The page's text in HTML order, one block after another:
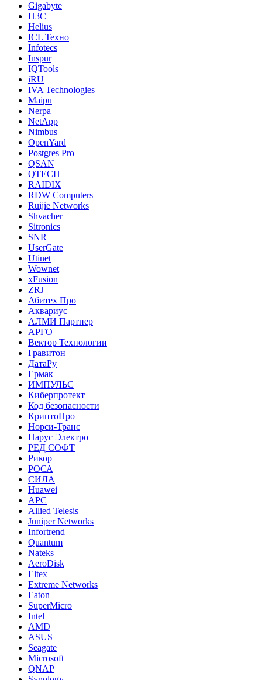
Gigabyte
H3C
Helius
ICL Техно
Infotecs
Inspur
IQTools
iRU
IVA Technologies
Maipu
Nerpa
NetApp
Nimbus
OpenYard
Postgres Pro
QSAN
QTECH
RAIDIX
RDW Computers
Ruijie Networks
Shvacher
Sitronics
SNR
UserGate
Utinet
Wownet
xFusion
ZRJ
Абитех Про
Аквариус
АЛМИ Партнер
АРГО
Вектор Технологии
Гравитон
ДатаРу
Ермак
ИМПУЛЬС
Киберпротект
Код безопасности
КриптоПро
Норси-Транс
Парус Электро
РЕД СОФТ
Рикор
РОСА
СИЛА
Huawei
APC
Allied Telesis
Juniper Networks
Infortrend
Quantum
Nateks
AeroDisk
Eltex
Extreme Networks
Eaton
SuperMicro
Intel
AMD
ASUS
Seagate
Microsoft
QNAP